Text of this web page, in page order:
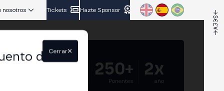
nosotros Tickets Hazte Sponsor
250+
Ponentes
2x
año
delCerrar